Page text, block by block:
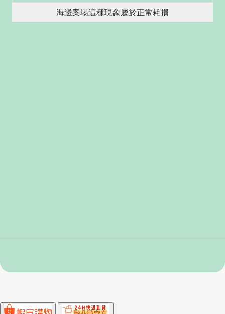
海邊案場這種現象屬於正常耗損